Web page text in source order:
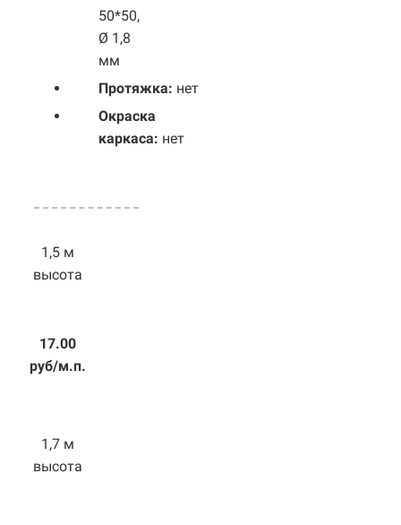
50*50,
Ø 1,8
мм
Протяжка: нет
Окраска
каркаса: нет
1,5 м
высота
17.00
руб/м.п.
1,7 м
высота